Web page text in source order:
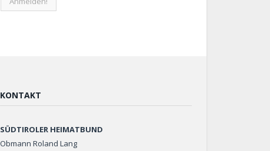
KONTAKT
SÜDTIROLER HEIMATBUND
Obmann Roland Lang